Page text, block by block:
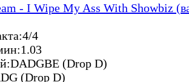
- I Wipe My Ass With Showbiz
4/4
1.03
DADGBE (Drop D)
(Drop D)